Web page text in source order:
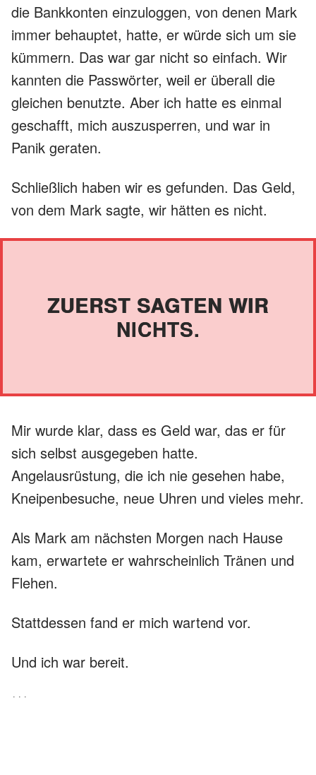
die Bankkonten einzuloggen, von denen Mark
immer behauptet, hatte, er würde sich um sie
kümmern. Das war gar nicht so einfach. Wir
kannten die Passwörter, weil er überall die
gleichen benutzte. Aber ich hatte es einmal
geschafft, mich auszusperren, und war in
Panik geraten.
Schließlich haben wir es gefunden. Das Geld,
von dem Mark sagte, wir hätten es nicht.
ZUERST SAGTEN WIR
NICHTS.
Mir wurde klar, dass es Geld war, das er für
sich selbst ausgegeben hatte.
Angelausrüstung, die ich nie gesehen habe,
Kneipenbesuche, neue Uhren und vieles mehr.
Als Mark am nächsten Morgen nach Hause
kam, erwartete er wahrscheinlich Tränen und
Flehen.
Stattdessen fand er mich wartend vor.
Und ich war bereit.
***